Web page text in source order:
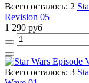
Всего осталось: 2
Revision 05
1 290 руб
Всего осталось: 3